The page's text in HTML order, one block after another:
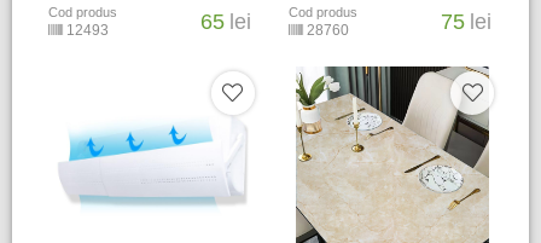
Cod produs
12493 65 lei Cod produs
28760 75 lei